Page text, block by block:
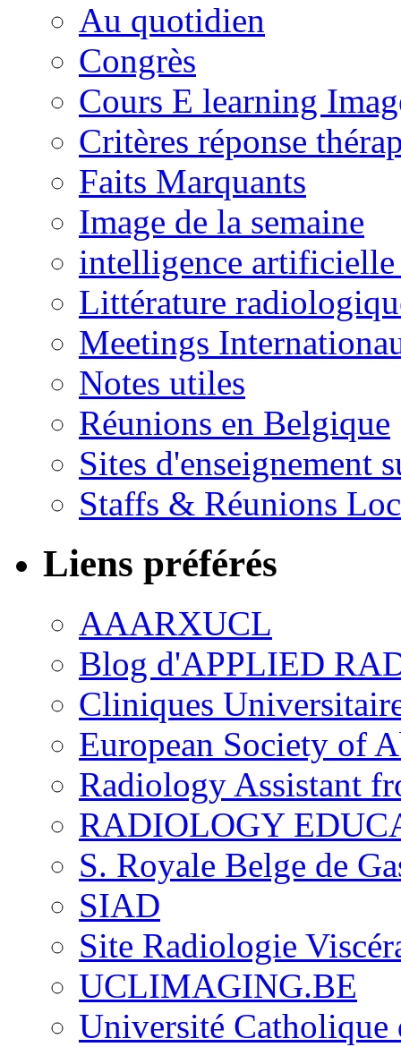
Au quotidien
Congrès
Cours E learning
Critères réponse
Faits Marquants
Image de la semaine
intelligence
Littérature
Meetings
Notes utiles
Réunions en Belgique
Sites d'enseignement
Staffs & Réunions
Liens préférés
AAARXUCL
Blog d'APPLIED
Cliniques
European Society of
Radiology Assistant
RADIOLOGY
S. Royale Belge de
SIAD
Site Radiologie
UCLIMAGING.BE
Université Catholique